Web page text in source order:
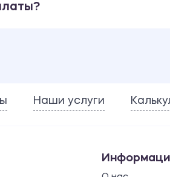
Наши услуги